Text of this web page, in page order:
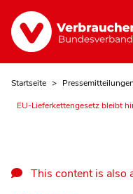
Startseite
Pressemitteilungen
EU-Lieferkettengesetz bleibt
This content is also